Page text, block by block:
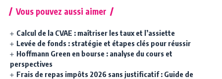
Vous pouvez aussi aimer
Calcul de la CVAE : maîtriser les taux et l’assiette
Levée de fonds : stratégie et étapes clés pour réussir
Hoffmann Green en bourse : analyse du cours et
perspectives
Frais de repas impôts 2026 sans justificatif : Guide de